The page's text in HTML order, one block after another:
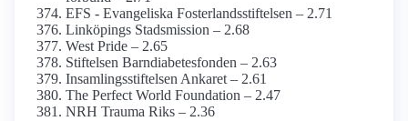
EFS - Evangeliska Fosterlands­stiftelsen – 2.71
Linköpings Stadsmission – 2.68
West Pride – 2.65
Stiftelsen Barndiabetes­fonden – 2.63
Insamlings­stiftelsen Ankaret – 2.61
The Perfect World Foundation – 2.47
NRH Trauma Riks – 2.36